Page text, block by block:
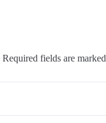
Required fields are marked